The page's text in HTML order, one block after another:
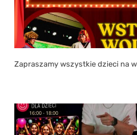
Zapraszamy wszystkie dzieci na